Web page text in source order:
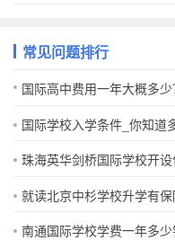
常见问题排行
国际高中费用一年大概多少
国际学校入学条件_你知道
珠海英华剑桥国际学校开
就读北京中杉学校升学有
南通国际学校学费一年多少